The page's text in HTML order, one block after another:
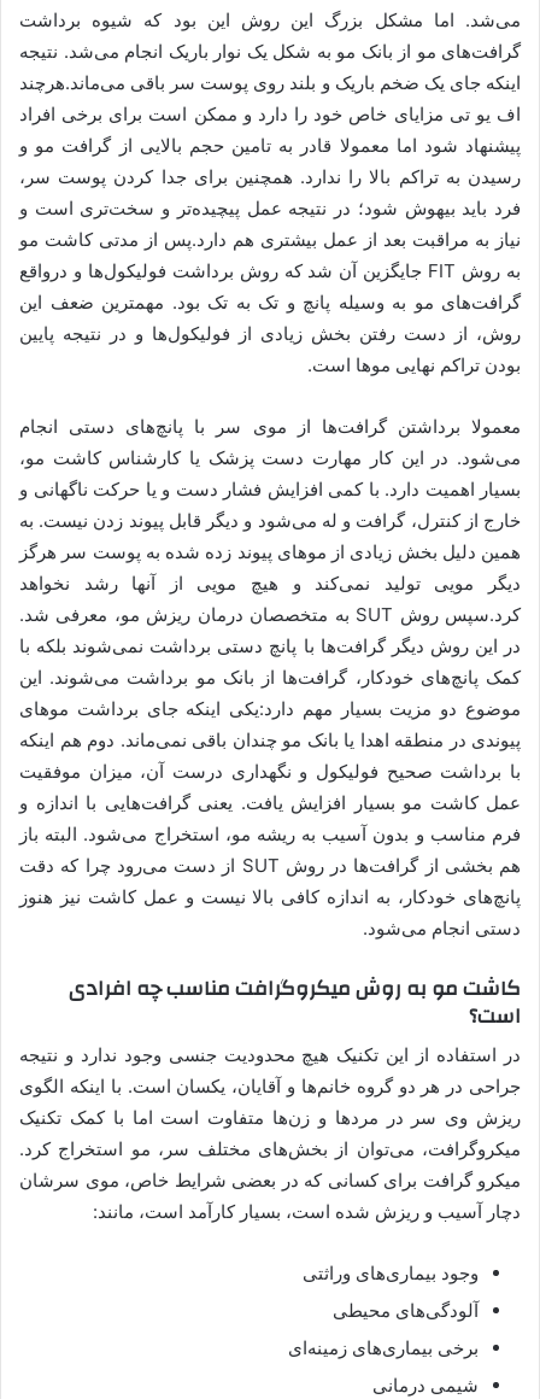
می‌شد. اما مشکل بزرگ این روش این بود که شیوه برداشت
گرافت‌های مو از بانک مو به شکل یک نوار باریک انجام می‌شد. نتیجه
اینکه جای یک ضخم باریک و بلند روی پوست سر باقی می‌ماند.هرچند
اف یو تی مزایای خاص خود را دارد و ممکن است برای برخی افراد
پیشنهاد شود اما معمولا قادر به تامین حجم بالایی از گرافت مو و
رسیدن به تراکم بالا را ندارد. همچنین برای جدا کردن پوست سر،
فرد باید بیهوش شود؛ در نتیجه عمل پیچیده‌تر و سخت‌تری است و
نیاز به مراقبت بعد از عمل بیشتری هم دارد.پس از مدتی کاشت مو
به روش FIT جایگزین آن شد که روش برداشت فولیکول‌ها و درواقع
گرافت‌های مو به وسیله پانچ و تک به تک بود. مهمترین ضعف این
روش، از دست رفتن بخش زیادی از فولیکول‌ها و در نتیجه پایین
بودن تراکم نهایی موها است.
معمولا برداشتن گرافت‌ها از موی سر با پانچ‌های دستی انجام
می‌شود. در این کار مهارت دست پزشک یا کارشناس کاشت مو،
بسیار اهمیت دارد. با کمی افزایش فشار دست و یا حرکت ناگهانی و
خارج از کنترل، گرافت و له می‌شود و دیگر قابل پیوند زدن نیست. به
همین دلیل بخش زیادی از موهای پیوند زده شده به پوست سر هرگز
دیگر مویی تولید نمی‌کند و هیچ مویی از آنها رشد نخواهد
کرد.سپس روش SUT به متخصصان درمان ریزش مو، معرفی شد.
در این روش دیگر گرافت‌ها با پانچ دستی برداشت نمی‌شوند بلکه با
کمک پانچ‌های خودکار، گرافت‌ها از بانک مو برداشت می‌شوند. این
موضوع دو مزیت بسیار مهم دارد:یکی اینکه جای برداشت موهای
پیوندی در منطقه اهدا یا بانک مو چندان باقی نمی‌ماند. دوم هم اینکه
با برداشت صحیح فولیکول و نگهداری درست آن، میزان موفقیت
عمل کاشت مو بسیار افزایش یافت. یعنی گرافت‌هایی با اندازه و
فرم مناسب و بدون آسیب به ریشه مو، استخراج می‌شود. البته باز
هم بخشی از گرافت‌ها در روش SUT از دست می‌رود چرا که دقت
پانچ‌های خودکار، به اندازه کافی بالا نیست و عمل کاشت نیز هنوز
دستی انجام می‌شود.
کاشت مو به روش میکروگرافت مناسب چه افرادی
است؟
در استفاده از این تکنیک هیچ محدودیت جنسی وجود ندارد و نتیجه
جراحی در هر دو گروه خانم‌ها و آقایان، یکسان است. با اینکه الگوی
ریزش وی سر در مردها و زن‌ها متفاوت است اما با کمک تکنیک
میکروگرافت، می‌توان از بخش‌های مختلف سر، مو استخراج کرد.
میکرو گرافت برای کسانی که در بعضی شرایط خاص، موی سرشان
دچار آسیب و ریزش شده است، بسیار کارآمد است، مانند:
وجود بیماری‌های وراثتی
آلودگی‌های ‌محیطی
برخی بیماری‌های زمینه‌ای
شیمی درمانی